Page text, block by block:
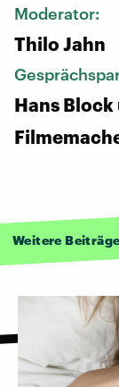
Moderator:
Thilo Jahn
Hans
Weitere